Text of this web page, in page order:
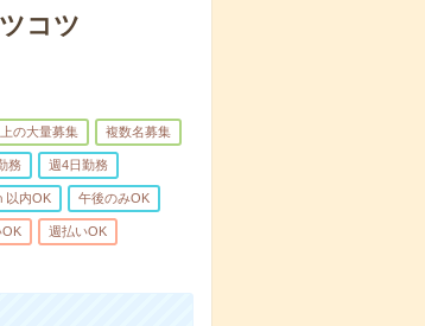
コツ
の大量募集 複数名募集
務 週4日勤務
以内OK 午後のみOK
OK 週払いOK